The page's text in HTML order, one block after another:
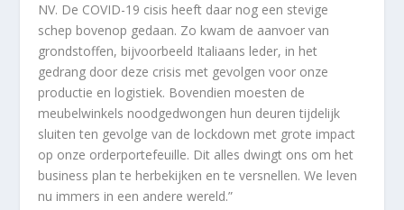
NV. De COVID-19 cisis heeft daar nog een stevige
schep bovenop gedaan. Zo kwam de aanvoer van
grondstoffen, bijvoorbeeld Italiaans leder, in het
gedrang door deze crisis met gevolgen voor onze
productie en logistiek. Bovendien moesten de
meubelwinkels noodgedwongen hun deuren tijdelijk
sluiten ten gevolge van de lockdown met grote impact
op onze orderportefeuille. Dit alles dwingt ons om het
business plan te herbekijken en te versnellen. We leven
nu immers in een andere wereld.”